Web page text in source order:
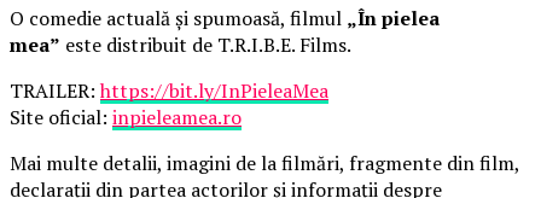
O comedie actuală și spumoasă, filmul „În pielea
mea” este distribuit de T.R.I.B.E. Films.
TRAILER:https://bit.ly/InPieleaMea
Site oficial: inpieleamea.ro
Mai multe detalii, imagini de la filmări, fragmente din film,
declarații din partea actorilor și informații despre